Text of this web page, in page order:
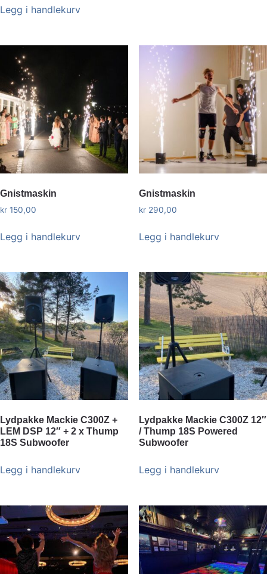
Legg i handlekurv
Gnistmaskin
kr 150,00
Legg i handlekurv
Gnistmaskin
kr290,00
Legg i handlekurv
Lydpakke Mackie C300Z +
LEM DSP 12″ + 2 x Thump
18S Subwoofer
Legg i handlekurv
Lydpakke Mackie C300Z 12″
/ Thump 18S Powered
Subwoofer
Legg i handlekurv